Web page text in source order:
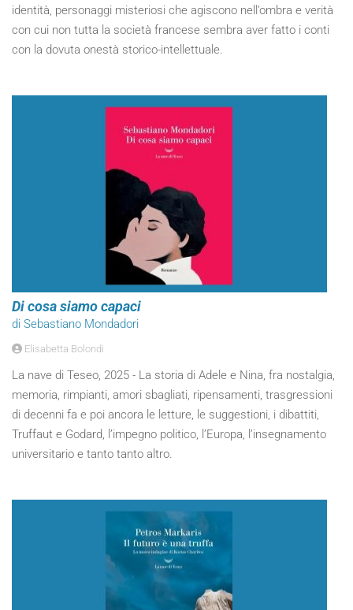
identità, personaggi misteriosi che agiscono nell’ombra e verità
con cui non tutta la società francese sembra aver fatto i conti
con la dovuta onestà storico-intellettuale.
Di cosa siamo capaci
di Sebastiano Mondadori
Elisabetta Bolondi
La nave di Teseo, 2025 - La storia di Adele e Nina, fra nostalgia,
memoria, rimpianti, amori sbagliati, ripensamenti, trasgressioni
di decenni fa e poi ancora le letture, le suggestioni, i dibattiti,
Truffaut e Godard, l’impegno politico, l’Europa, l’insegnamento
universitario e tanto tanto altro.